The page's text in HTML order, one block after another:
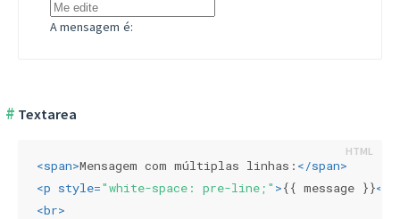
A mensagem é:
Textarea
<span>Mensagem com múltiplas linhas: </span>
<p style="white-space: pre-line;" >{{ message }}</
<br>